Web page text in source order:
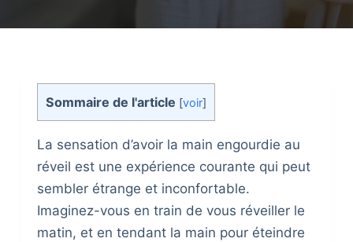
n
Sommaire de l'article [voir]
La sensation d’avoir la main engourdie au
réveil est une expérience courante qui peut
sembler étrange et inconfortable.
Imaginez-vous en train de vous réveiller le
matin, et en tendant la main pour éteindre